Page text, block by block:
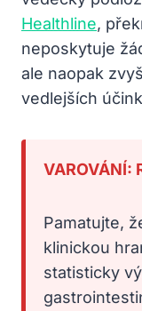
Healthline,
neposkytuje
ale naopak
vedlejších
VAROVÁNÍ:
Pamatujte,
klinickou
statisticky